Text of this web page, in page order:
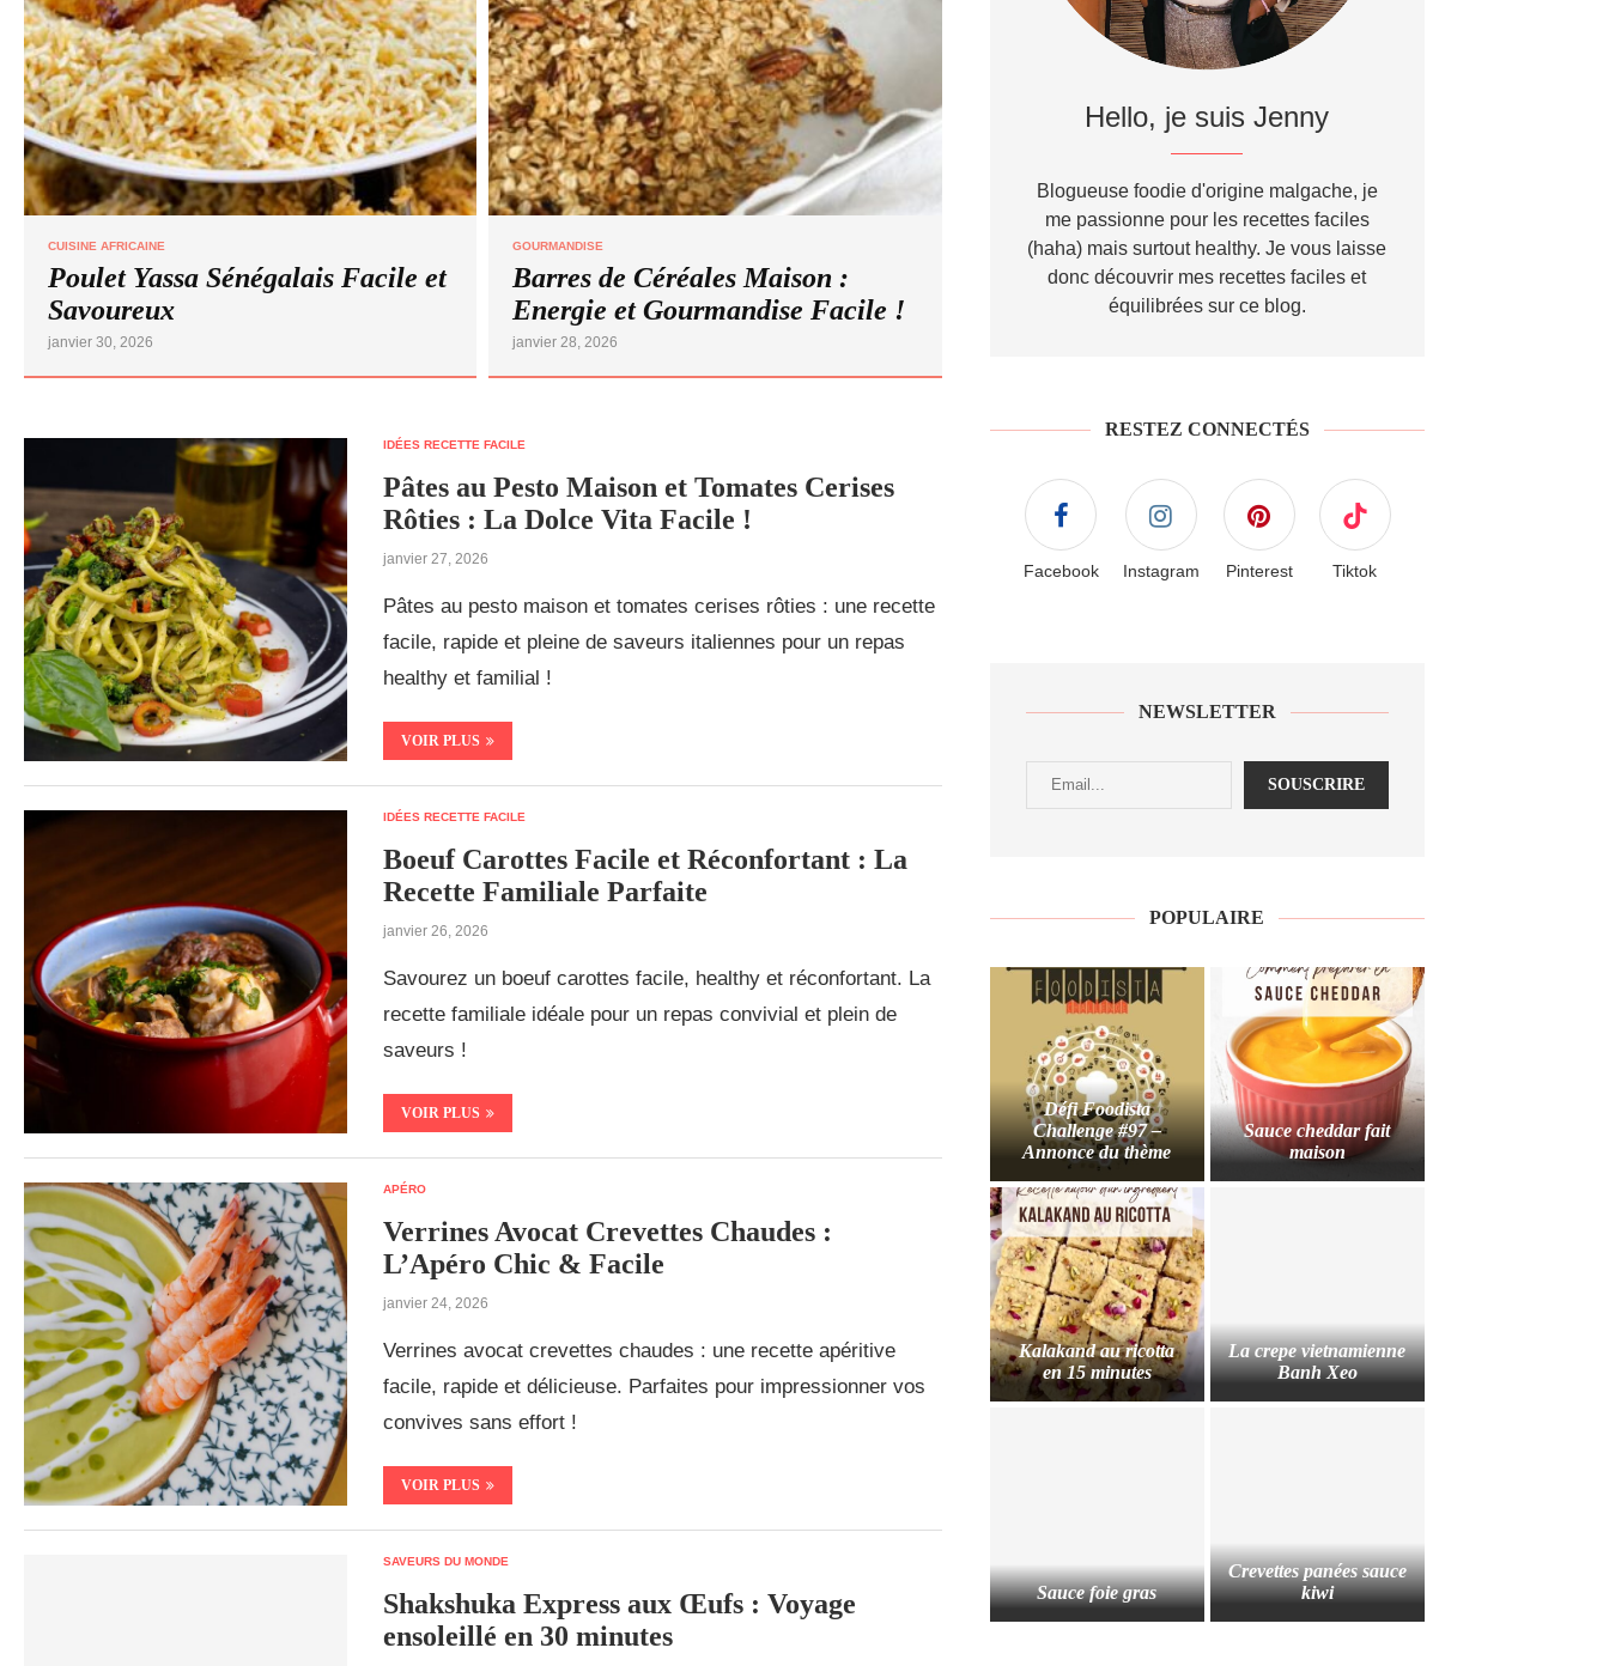
CUISINE AFRICAINE
Poulet Yassa Sénégalais Facile et
Savoureux
janvier 30, 2026
GOURMANDISE
Barres de Céréales Maison :
Energie et Gourmandise Facile !
janvier 28, 2026
IDÉES RECETTE FACILE
Pâtes au Pesto Maison et Tomates Cerises
Rôties : La Dolce Vita Facile !
janvier 27, 2026
Pâtes au pesto maison et tomates cerises rôties : une recette
facile, rapide et pleine de saveurs italiennes pour un repas
healthy et familial !
VOIR PLUS
IDÉES RECETTE FACILE
Boeuf Carottes Facile et Réconfortant : La
Recette Familiale Parfaite
janvier 26, 2026
Savourez un boeuf carottes facile, healthy et réconfortant. La
recette familiale idéale pour un repas convivial et plein de
saveurs !
VOIR PLUS
APÉRO
Verrines Avocat Crevettes Chaudes :
L’Apéro Chic & Facile
janvier 24, 2026
Verrines avocat crevettes chaudes : une recette apéritive
facile, rapide et délicieuse. Parfaites pour impressionner vos
convives sans effort !
VOIR PLUS
SAVEURS DU MONDE
Shakshuka Express aux Œufs : Voyage
ensoleillé en 30 minutes
Hello, je suis Jenny
Blogueuse foodie d'origine malgache, je
me passionne pour les recettes faciles
(haha) mais surtout healthy. Je vous laisse
donc découvrir mes recettes faciles et
équilibrées sur ce blog.
RESTEZ CONNECTÉS
Facebook Instagram Pinterest Tiktok
NEWSLETTER
POPULAIRE
Défi Foodista
Challenge #97 –
Annonce du thème
Sauce cheddar fait
maison
Kalakand au ricotta
en 15 minutes
La crepe vietnamienne
Banh Xeo
Sauce foie gras
Crevettes panées sauce
kiwi